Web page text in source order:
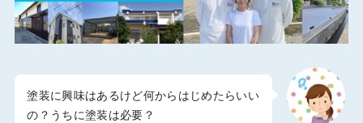
塗装に興味はあるけど何からはじめたらいい
の？うちに塗装は必要？